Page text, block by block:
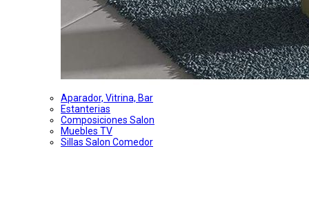
Aparador, Vitrina, Bar
Estanterias
Composiciones Salon
Muebles TV
Sillas Salon Comedor